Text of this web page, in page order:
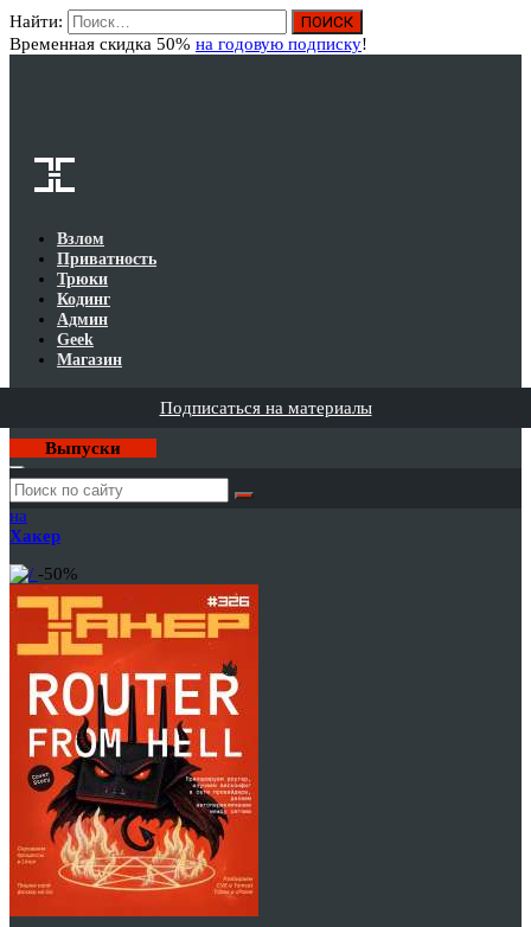
Найти:
Временная скидка 50% на годовую подписку!
Взлом
Приватность
Трюки
Кодинг
Админ
Geek
Магазин
Подписаться на материалы
Выпуски
Годовая
подписка
на
Хакер
-50%